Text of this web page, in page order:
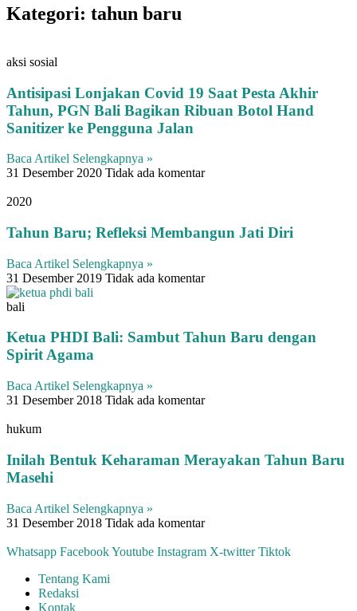
Kategori: tahun baru
aksi sosial
Antisipasi Lonjakan Covid 19 Saat Pesta Akhir
Tahun, PGN Bali Bagikan Ribuan Botol Hand
Sanitizer ke Pengguna Jalan
Baca Artikel Selengkapnya »
31 Desember 2020 Tidak ada komentar
2020
Tahun Baru; Refleksi Membangun Jati Diri
Baca Artikel Selengkapnya »
31 Desember 2019 Tidak ada komentar
bali
Ketua PHDI Bali: Sambut Tahun Baru dengan
Spirit Agama
Baca Artikel Selengkapnya »
31 Desember 2018 Tidak ada komentar
hukum
Inilah Bentuk Keharaman Merayakan Tahun Baru
Masehi
Baca Artikel Selengkapnya »
31 Desember 2018 Tidak ada komentar
Whatsapp FacebookYoutube Instagram X-twitter Tiktok
Tentang Kami
Redaksi
Kontak